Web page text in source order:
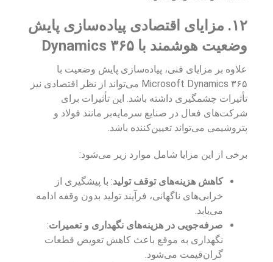
۱۲. مزایای اقتصادی پیاده‌سازی پایش
وضعیت هوشمند با Dynamics ۳۶۵
علاوه بر مزایای فنی، پیاده‌سازی پایش وضعیت با
Microsoft Dynamics ۳۶۵ می‌تواند از نظر اقتصادی نیز
تأثیرات چشمگیری داشته باشد. این تأثیرات برای
شرکت‌های فعال در صنایع سرمایه‌بر مانند فولاد و
پتروشیمی می‌تواند تعیین‌کننده باشد.
برخی از این مزایا شامل موارد زیر می‌شود:
کاهش هزینه‌های توقف تولید: با پیشگیری از
خرابی‌های ناگهانی، فرآیند تولید بدون وقفه ادامه
می‌یابد.
صرفه‌جویی در هزینه‌های نگهداری و تعمیرات:
نگهداری به موقع باعث کاهش تعویض قطعات
گران‌قیمت می‌شود.